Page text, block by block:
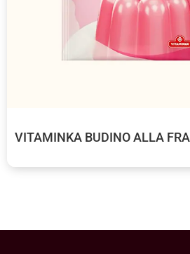
VITAMINKA BUDINO ALLA